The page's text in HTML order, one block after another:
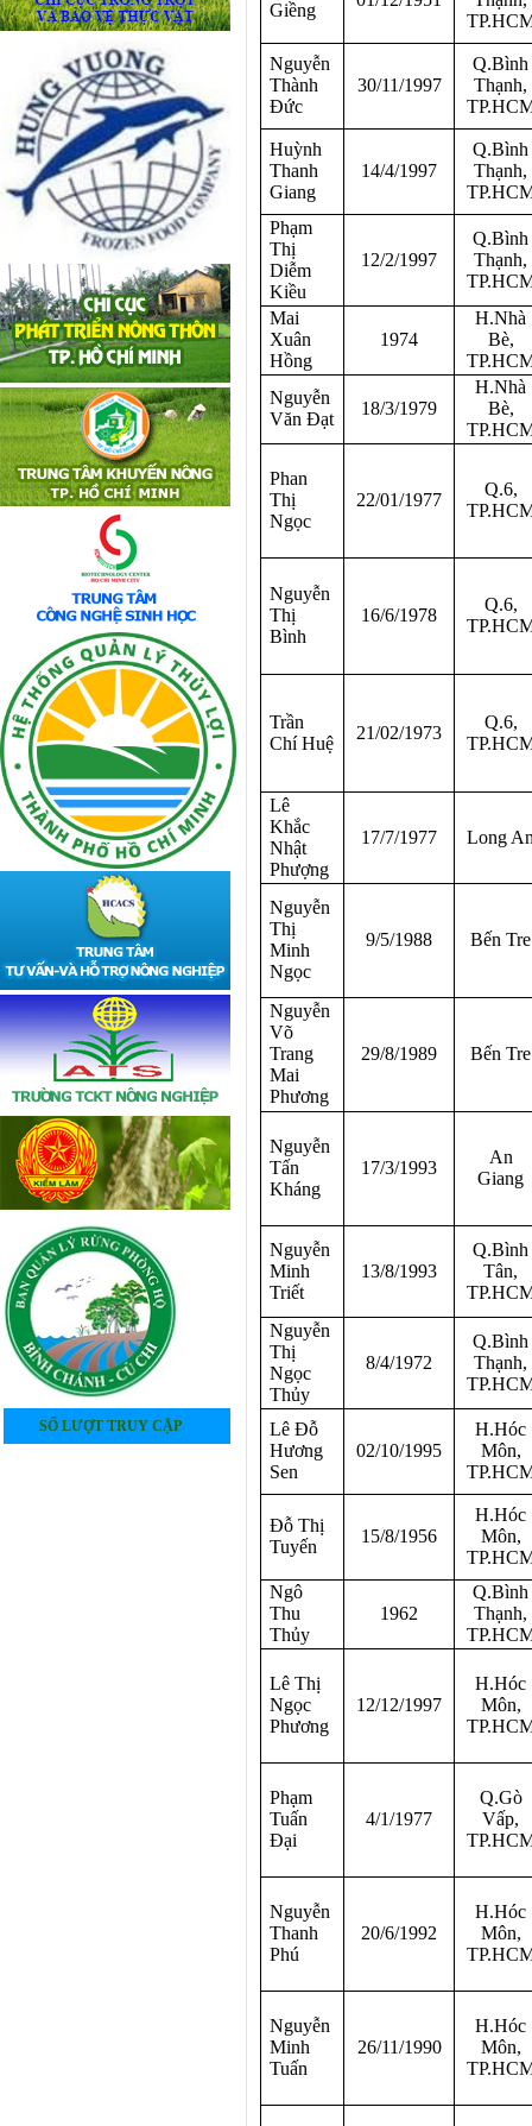
SỐ LƯỢT TRUY CẬP
Giềng
Nguyễn
Thành
Đức
30/11/1997
Q.Bình
Thạnh,
Huỳnh
Thanh
Giang
14/4/1997
Q.Bình
Thạnh,
Phạm
Thị
Diễm
Kiều
12/2/1997
Q.Bình
Thạnh,
Mai
Xuân
Hồng
1974
H.Nhà
Bè,
Nguyễn
Văn Đạt
18/3/1979
H.Nhà
Bè,
Phan
Thị
Ngọc
22/01/1977
Q.6,
Nguyễn
Thị
Bình
16/6/1978
Q.6,
Trần
Chí Huệ
21/02/1973
Q.6,
Lê
Khắc
Nhật
Phượng
17/7/1977 Long
Nguyễn
Thị
Minh
Ngọc
9/5/1988 Bến Tre
Nguyễn
Võ
Trang
Mai
Phương
29/8/1989 Bến Tre
Nguyễn
Tấn
Kháng
17/3/1993
An
Giang
Nguyễn
Minh
Triết
13/8/1993
Q.Bình
Tân,
Nguyễn
Thị
Ngọc
Thủy
8/4/1972
Q.Bình
Thạnh,
Lê Đỗ
Hương
Sen
02/10/1995
H.Hóc
Môn,
Đỗ Thị
Tuyến
15/8/1956
H.Hóc
Môn,
Ngô
Thu
Thủy
1962
Q.Bình
Thạnh,
Lê Thị
Ngọc
Phương
12/12/1997
H.Hóc
Môn,
Phạm
Tuấn
Đại
4/1/1977
Q.Gò
Vấp,
Nguyễn
Thanh
Phú
20/6/1992
H.Hóc
Môn,
Nguyễn
Minh
Tuấn
26/11/1990
H.Hóc
Môn,